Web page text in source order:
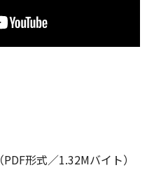
形式／1.32Mバイト）